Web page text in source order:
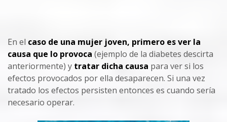
En el caso de una mujer joven, primero es ver la
causa que lo provoca (ejemplo de la diabetes descirta
anteriormente) y tratar dicha causa para ver si los
efectos provocados por ella desaparecen. Si una vez
tratado los efectos persisten entonces es cuando sería
necesario operar.